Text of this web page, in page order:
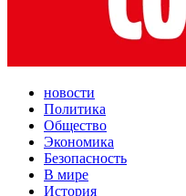
новости
Политика
Общество
Экономика
Безопасность
В мире
История